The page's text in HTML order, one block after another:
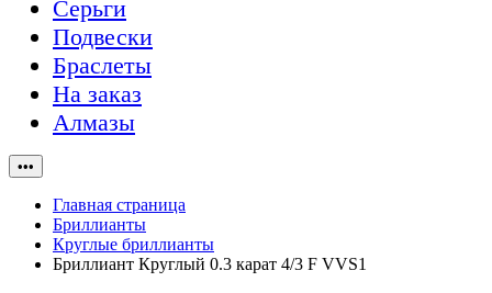
Серьги
Подвески
Браслеты
На заказ
Алмазы
•••
Главная страница
Бриллианты
Круглые бриллианты
Бриллиант Круглый 0.3 карат 4/3 F VVS1